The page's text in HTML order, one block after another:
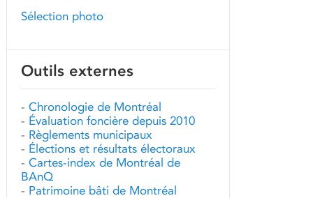
Sélection photo
Outils externes
- Chronologie de Montréal
- Évaluation foncière depuis 2010
- Règlements municipaux
- Élections et résultats électoraux
- Cartes-index de Montréal de
BAnQ
- Patrimoine bâti de Montréal